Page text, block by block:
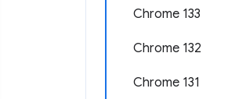
Chrome 133
Chrome 132
Chrome 131